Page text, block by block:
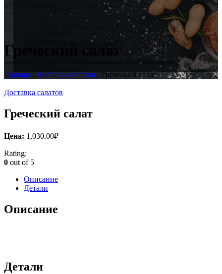
Греческий салат
Главная/Доставка салатов/ Греческий салат
Доставка салатов
Греческий салат
Цена: 1,030.00₽
Rating:
0 out of 5
Описание
Детали
Описание
Детали